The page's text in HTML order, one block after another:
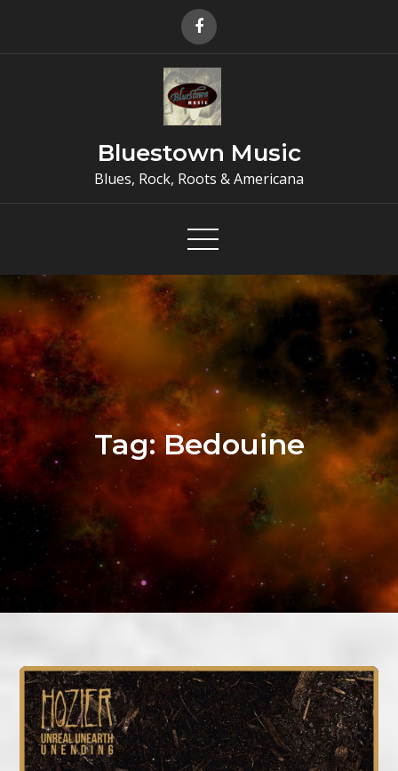
Bluestown Music
Blues, Rock, Roots & Americana
Tag:Bedouine